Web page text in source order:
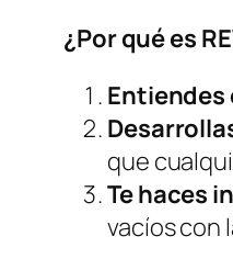
¿Por qué es
Entiendes
que
Te haces
vacíos con